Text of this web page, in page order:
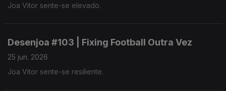
Joa Vitor sente-se elevado.
Desenjoa #103 | Fixing Football Outra Vez
25 jun. 2026
Joa Vitor sente-se resiliente.